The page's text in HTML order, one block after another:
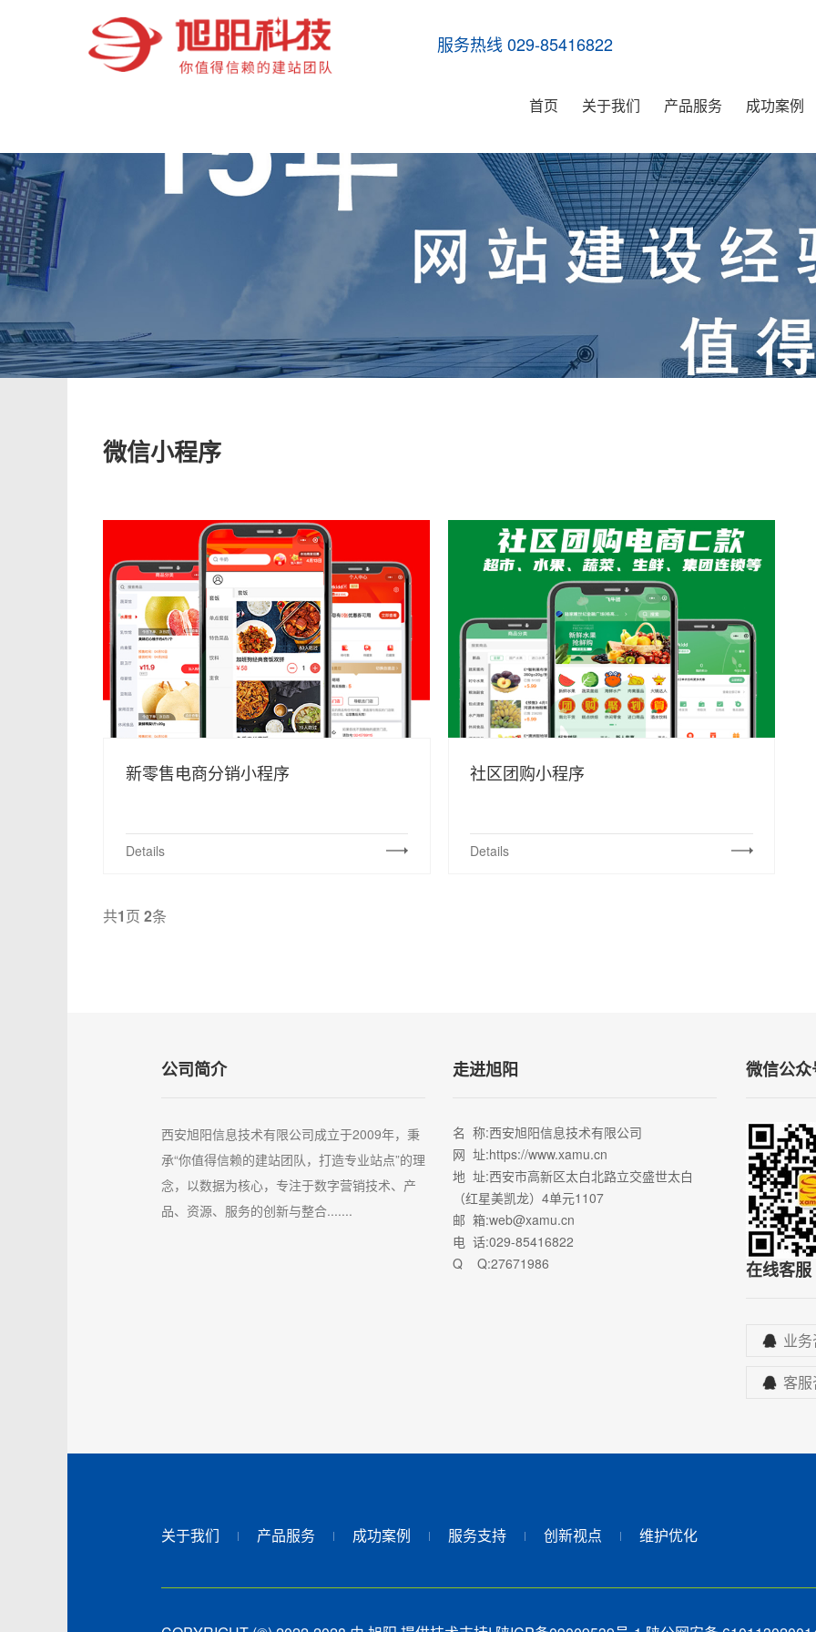
服务热线 029-85416822
首页 关于我们 产品服务 成功案例
网站建设 微商城开发 微信小程
微信小程序
新零售电商分销小程序
Details
社区团购小程序
Details
共1页2条
公司简介
西安旭阳信息技术有限公司成立于2009年，秉
承“你值得信赖的建站团队，打造专业站点”的理
念，以数据为核心，专注于数字营销技术、产
品、资源、服务的创新与整合.......
走进旭阳
名 称:西安旭阳信息技术有限公司
网 址:https://www.xamu.cn
地 址:西安市高新区太白北路立交盛世太白
（红星美凯龙）4单元1107
邮 箱:web@xamu.cn
电 话:029-85416822
Q Q:27671986
微信公众
在线客服
业
客
关于我们 产品服务 成功案例 服务支持 创新视点 维护优化